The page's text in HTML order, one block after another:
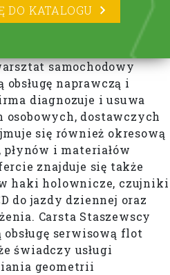
DO KATALOGU
samochodowy
naprawczą i
diagnozuje i usuwa
osobowych, dostawczych
się również okresową
i materiałów
znajduje się także
haki holownicze, czujniki
do jazdy dziennej oraz
Carsta Staszewscy
serwisową flot
świadczy usługi
geometrii